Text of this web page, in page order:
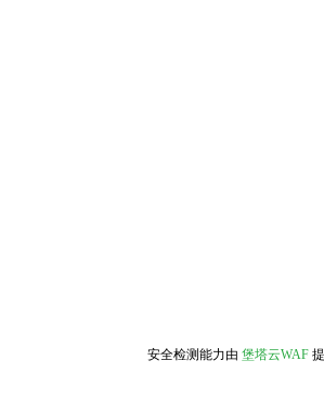
安全检测能力由 堡塔云WAF